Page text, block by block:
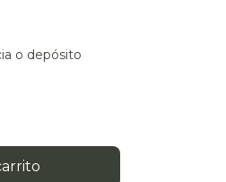
o depósito